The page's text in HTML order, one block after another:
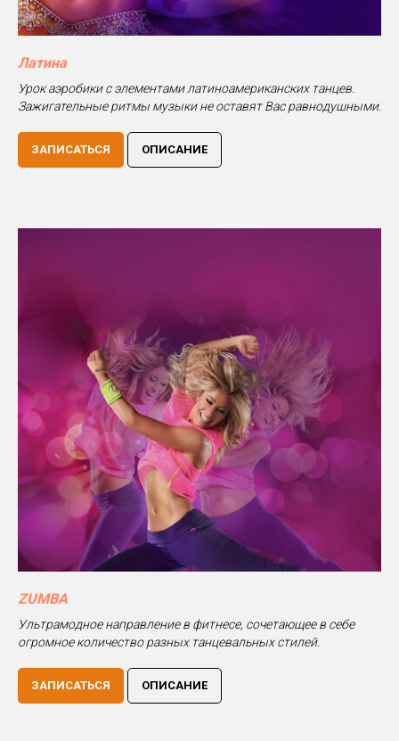
Латина
Урок аэробики с элементами латиноамериканских танцев.
Зажигательные ритмы музыки не оставят Вас равнодушными.
ЗАПИСАТЬСЯ ОПИСАНИЕ
ZUMBA
Ультрамодное направление в фитнесе, сочетающее в себе
огромное количество разных танцевальных стилей.
ЗАПИСАТЬСЯ ОПИСАНИЕ